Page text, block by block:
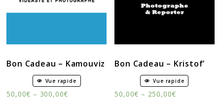
Bon Cadeau – Kamouviz
Vue rapide
50,00€ – 300,00€
Bon Cadeau – Kristof’
Vue rapide
50,00€ – 250,00€